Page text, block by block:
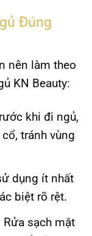
Đúng
nên làm theo
KN Beauty:
khi đi ngủ,
tránh vùng
dụng ít nhất
biệt rõ rệt.
Rửa sạch mặt